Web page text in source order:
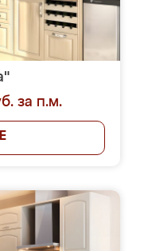
за п.м.